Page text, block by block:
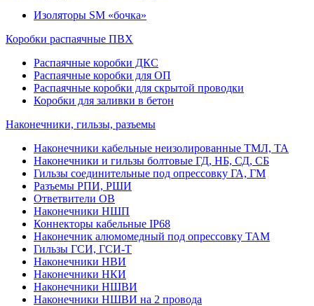
Изоляторы SM «бочка»
Коробки распаячные ПВХ
Распаячные коробки ДКС
Распаячные коробки для ОП
Распаячные коробки для скрытой проводки
Коробки для заливки в бетон
Наконечники, гильзы, разъемы
Наконечники кабельные неизолированные ТМЛ, ТА
Наконечники и гильзы болтовые ГД, НБ, СД, СБ
Гильзы соединительные под опрессовку ГА, ГМ
Разъемы РПИ, РШИ
Ответвители ОВ
Наконечники НШП
Коннекторы кабельные IP68
Наконечник алюмомедный под опрессовку ТАМ
Гильзы ГСИ, ГСИ-Т
Наконечники НВИ
Наконечники НКИ
Наконечники НШВИ
Наконечники НШВИ на 2 провода